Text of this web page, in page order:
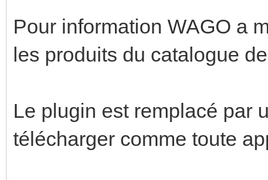
Pour information WAGO a
les produits du catalogue
Le plugin est remplacé par
télécharger comme toute